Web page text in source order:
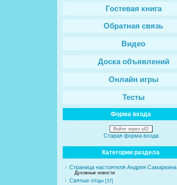
Гостевая книга
Обратная связь
Видео
Доска объявлений
Онлайн игры
Тесты
Форма входа
Войти через uID
Старая форма входа
Категории раздела
Страница настоятеля Андрея Самаркина
Духовные новости
Святые отцы [37]